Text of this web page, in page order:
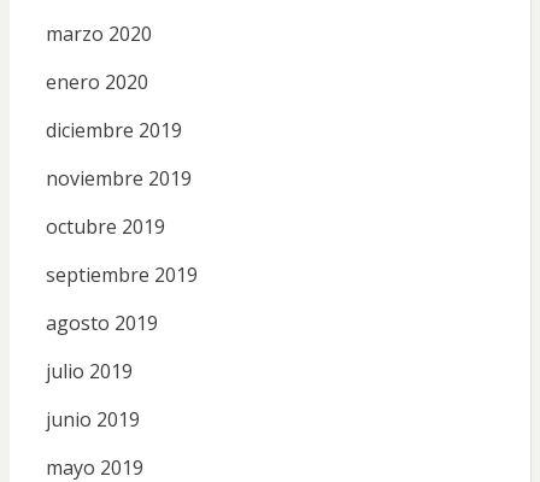
marzo 2020
enero 2020
diciembre 2019
noviembre 2019
octubre 2019
septiembre 2019
agosto 2019
julio 2019
junio 2019
mayo 2019